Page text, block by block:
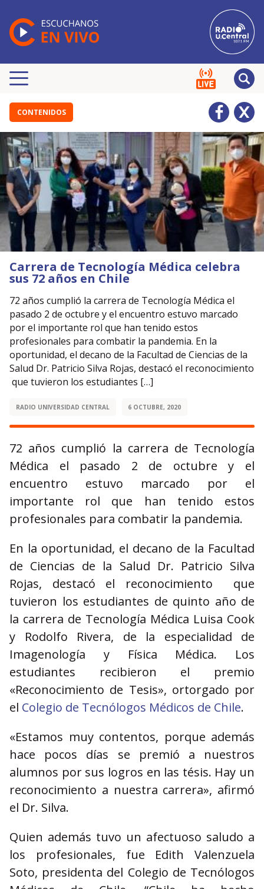
CONTENIDOS
Carrera de Tecnología Médica celebra
sus 72 años en Chile
72 años cumplió la carrera de Tecnología Médica el
pasado 2 de octubre y el encuentro estuvo marcado
por el importante rol que han tenido estos
profesionales para combatir la pandemia. En la
oportunidad, el decano de la Facultad de Ciencias de la
Salud Dr. Patricio Silva Rojas, destacó el reconocimiento
que tuvieron los estudiantes […]
RADIO UNIVERSIDAD CENTRAL 6 OCTUBRE, 2020
72 años cumplió la carrera de Tecnología
Médica el pasado 2 de octubre y el
encuentro estuvo marcado por el
importante rol que han tenido estos
profesionales para combatir la pandemia.
En la oportunidad, el decano de la Facultad
de Ciencias de la Salud Dr. Patricio Silva
Rojas, destacó el reconocimiento que
tuvieron los estudiantes de quinto año de
la carrera de Tecnología Médica Luisa Cook
y Rodolfo Rivera, de la especialidad de
Imagenología y Física Médica. Los
estudiantes recibieron el premio
«Reconocimiento de Tesis», ortorgado por
el Colegio de Tecnólogos Médicos de Chile.
«Estamos muy contentos, porque además
hace pocos días se premió a nuestros
alumnos por sus logros en las tésis. Hay un
reconocimiento a nuestra carrera», afirmó
el Dr. Silva.
Quien además tuvo un afectuoso saludo a
los profesionales, fue Edith Valenzuela
Soto, presidenta del Colegio de Tecnólogos